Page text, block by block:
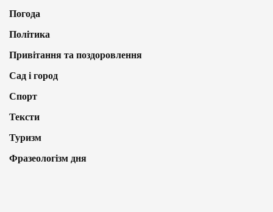
Погода
Політика
Привітання та поздоровлення
Сад і город
Спорт
Тексти
Туризм
Фразеологізм дня